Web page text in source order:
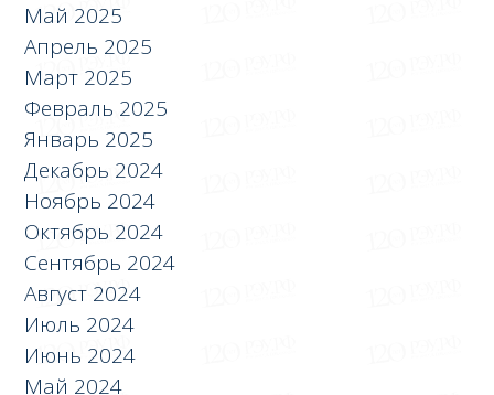
Май 2025
Апрель 2025
Март 2025
Февраль 2025
Январь 2025
Декабрь 2024
Ноябрь 2024
Октябрь 2024
Сентябрь 2024
Август 2024
Июль 2024
Июнь 2024
Май 2024